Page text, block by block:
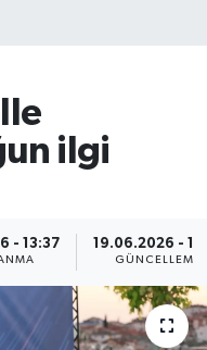
ilgi
- 13:37 19.06.2026 -
GÜNCELLEME